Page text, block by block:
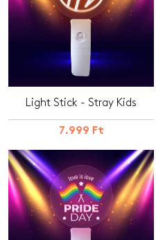
Light Stick - Stray Kids
7.999 Ft